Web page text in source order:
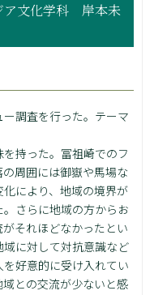
ア文化学科 岸本未
調査を行った。テーマ
持った。冨祖崎でのフ
周囲には御嶽や馬場な
により、地域の境界が
さらに地域の方からお
それほどなかったとい
に対して対抗意識など
好意的に受け入れてい
との交流が少ないと感